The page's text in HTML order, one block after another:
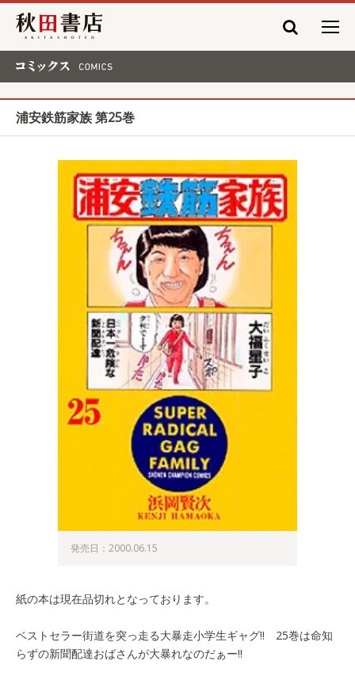
秋田書店
浦安鉄筋家族 第25巻
発売日：2000.06.15
紙の本は現在品切れとなっております。
ベストセラー街道を突っ走る大暴走小学生ギャグ!! 25巻は命知
らずの新聞配達おばさんが大暴れなのだぁー!!